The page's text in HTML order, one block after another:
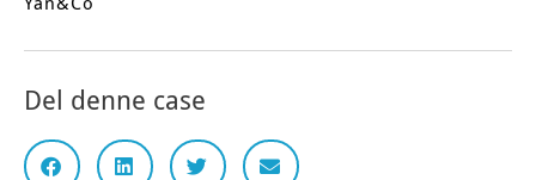
Del denne case